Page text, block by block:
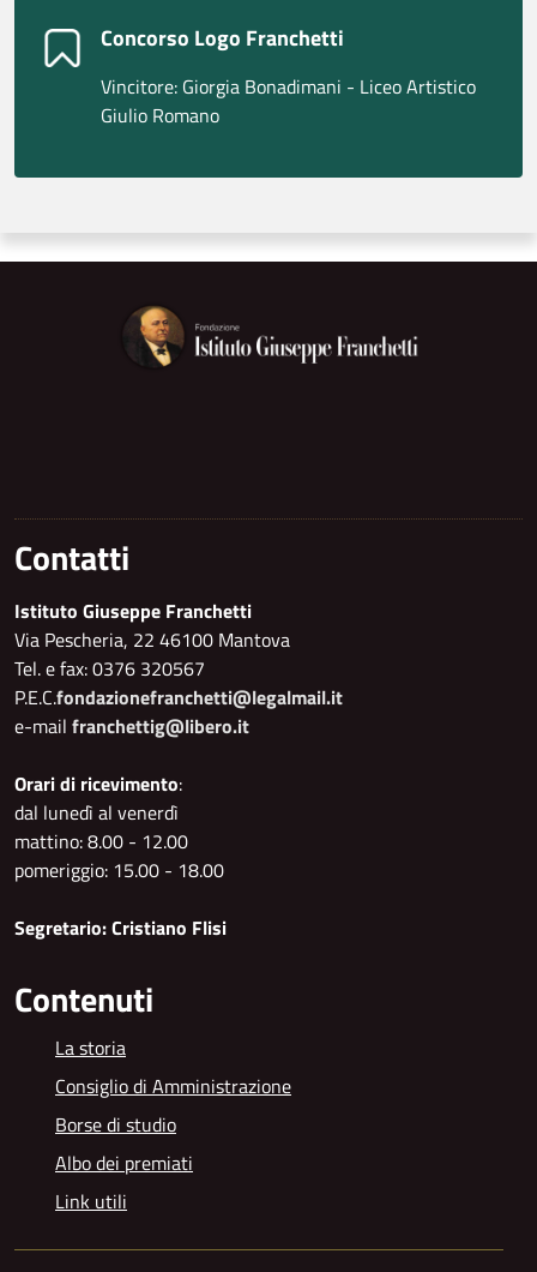
Concorso Logo Franchetti
Vincitore: Giorgia Bonadimani - Liceo Artistico
Giulio Romano
Contatti
Istituto Giuseppe Franchetti
Via Pescheria, 22 46100 Mantova
Tel. e fax: 0376 320567
P.E.C.fondazionefranchetti@legalmail.it
e-mail franchettig@libero.it
Orari di ricevimento:
dal lunedì al venerdì
mattino: 8.00 - 12.00
pomeriggio: 15.00 - 18.00
Segretario: Cristiano Flisi
Contenuti
La storia
Consiglio di Amministrazione
Borse di studio
Albo dei premiati
Link utili